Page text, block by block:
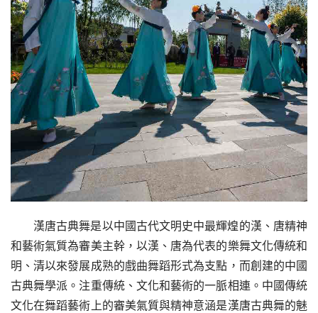
漢唐古典舞是以中國古代文明史中最輝煌的漢、唐精神
和藝術氣質為審美主幹，以漢、唐為代表的樂舞文化傳統和
明、清以來發展成熟的戲曲舞蹈形式為支點，而創建的中國
古典舞學派。注重傳統、文化和藝術的一脈相連。中國傳統
文化在舞蹈藝術上的審美氣質與精神意涵是漢唐古典舞的魅